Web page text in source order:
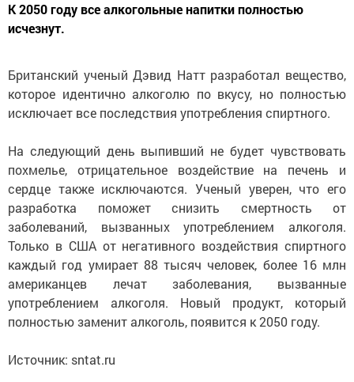
К 2050 году все алкогольные напитки полностью
исчезнут.
Британский ученый Дэвид Натт разработал вещество,
которое идентично алкоголю по вкусу, но полностью
исключает все последствия употребления спиртного.
На следующий день выпивший не будет чувствовать
похмелье, отрицательное воздействие на печень и
сердце также исключаются. Ученый уверен, что его
разработка поможет снизить смертность от
заболеваний, вызванных употреблением алкоголя.
Только в США от негативного воздействия спиртного
каждый год умирает 88 тысяч человек, более 16 млн
американцев лечат заболевания, вызванные
употреблением алкоголя. Новый продукт, который
полностью заменит алкоголь, появится к 2050 году.
Источник: sntat.ru